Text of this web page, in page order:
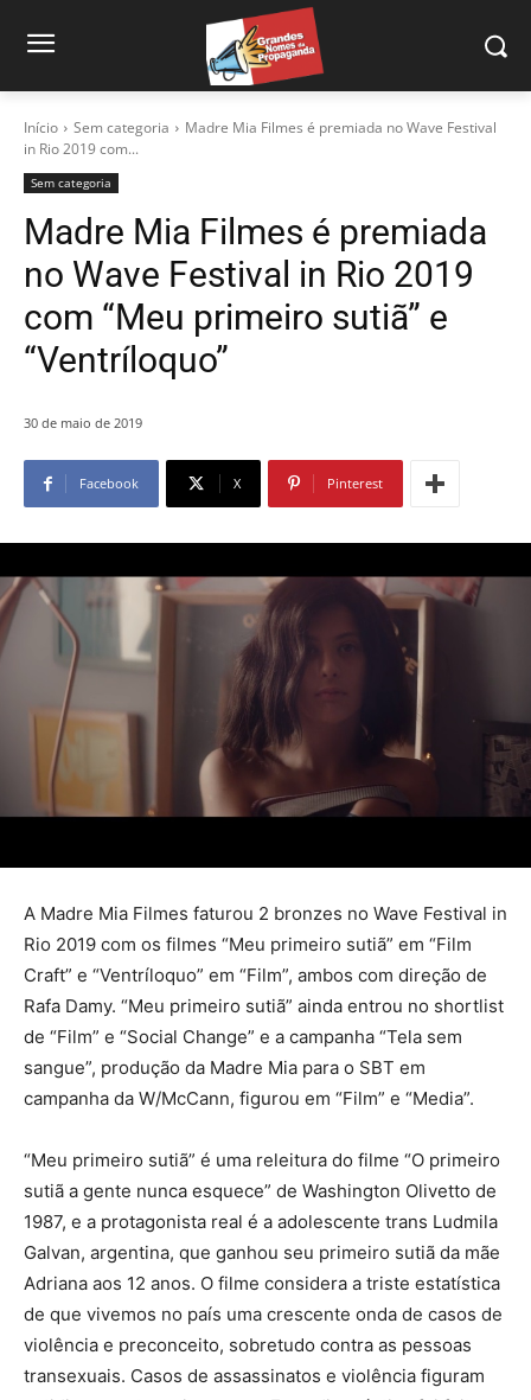
Início Sem categoria
Madre Mia Filmes é premiada no Wave Festival
in Rio 2019 com...
Sem categoria
Madre Mia Filmes é premiada
no Wave Festival in Rio 2019
com “Meu primeiro sutiã” e
“Ventríloquo”
30 de maio de 2019
Facebook X Pinterest
A Madre Mia Filmes faturou 2 bronzes no Wave Festival in
Rio 2019 com os filmes “Meu primeiro sutiã” em “Film
Craft” e “Ventríloquo” em “Film”, ambos com direção de
Rafa Damy. “Meu primeiro sutiã” ainda entrou no shortlist
de “Film” e “Social Change” e a campanha “Tela sem
sangue”, produção da Madre Mia para o SBT em
campanha da W/McCann, figurou em “Film” e “Media”.
“Meu primeiro sutiã” é uma releitura do filme “O primeiro
sutiã a gente nunca esquece” de Washington Olivetto de
1987, e a protagonista real é a adolescente trans Ludmila
Galvan, argentina, que ganhou seu primeiro sutiã da mãe
Adriana aos 12 anos. O filme considera a triste estatística
de que vivemos no país uma crescente onda de casos de
violência e preconceito, sobretudo contra as pessoas
transexuais. Casos de assassinatos e violência figuram